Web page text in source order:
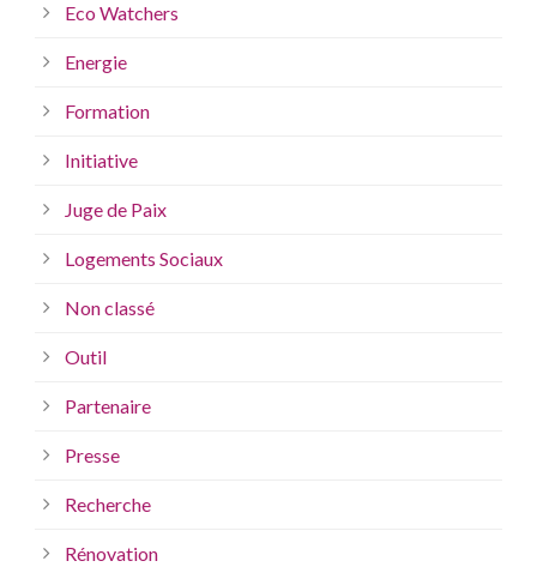
Eco Watchers
Energie
Formation
Initiative
Juge de Paix
Logements Sociaux
Non classé
Outil
Partenaire
Presse
Recherche
Rénovation